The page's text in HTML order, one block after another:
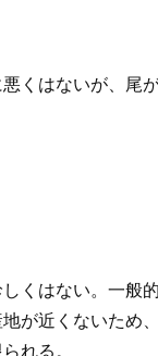
悪くはないが、尾
しくはない。一般
が近くないため
れる。